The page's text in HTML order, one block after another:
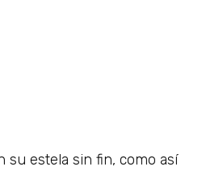
su estela sin fin, como así